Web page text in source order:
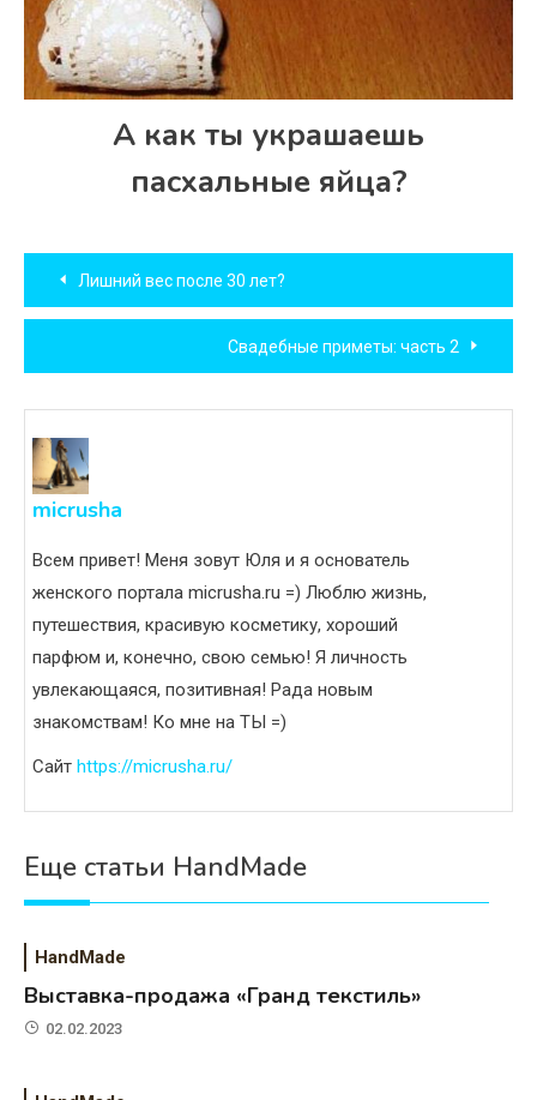
А как ты украшаешь
пасхальные яйца?
Навигация
по
записям
Лишний вес после 30 лет?
Свадебные приметы: часть 2
micrusha
Всем привет! Меня зовут Юля и я основатель
женского портала micrusha.ru =) Люблю жизнь,
путешествия, красивую косметику, хороший
парфюм и, конечно, свою семью! Я личность
увлекающаяся, позитивная! Рада новым
знакомствам! Ко мне на ТЫ =)
Сайт https://micrusha.ru/
Еще статьи HandMade
HandMade
Выставка-продажа «Гранд текстиль»
02.02.2023